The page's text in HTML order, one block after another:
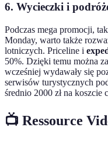
6. Wycieczki i
Podczas mega promocji,
Monday, warto także
lotniczych. Priceline i
50%. Dzięki temu można
wcześniej wydawały się
serwisów turystycznych
średnio 2000 zł na koszcie
📺 Ressource